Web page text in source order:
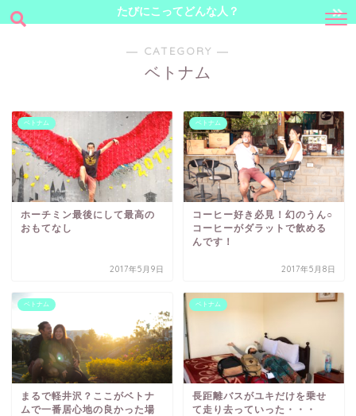
たびにこってどんな人？
― CATEGORY ―
ベトナム
ベトナム
ホーチミン最後にして最高の
おもてなし
2017年5月9日
ベトナム
コーヒー好き必見！幻のうん○
コーヒーがダラットで飲める
んです！
2017年5月8日
ベトナム
まるで軽井沢？ここがベトナ
ムで一番居心地の良かった場
ベトナム
長距離バスがユキだけを乗せ
て走り去っていった・・・